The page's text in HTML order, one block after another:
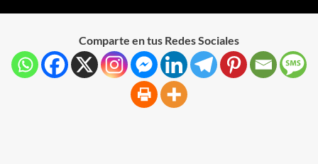
Comparte en tus Redes Sociales